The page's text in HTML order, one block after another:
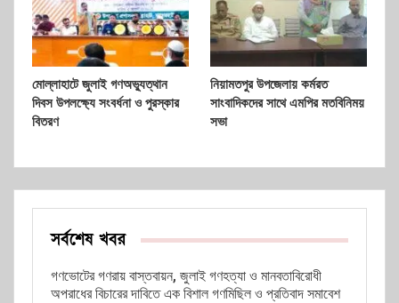
মোল্লাহাটে জুলাই গণঅভ্যুত্থান
দিবস উপলক্ষ্যে সংবর্ধনা ও পুরস্কার
বিতরণ
নিয়ামতপুর উপজেলায় কর্মরত
সাংবাদিকদের সাথে এমপির মতবিনিময়
সভা
সর্বশেষ খবর
গণভোটের গণরায় বাস্তবায়ন, জুলাই গণহত্যা ও মানবতাবিরোধী
অপরাধের বিচারের দাবিতে এক বিশাল গণমিছিল ও প্রতিবাদ সমাবেশ